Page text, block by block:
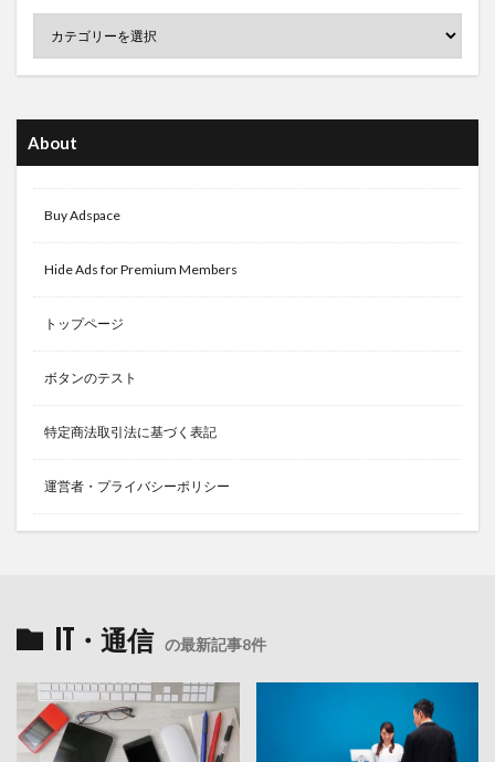
About
Buy Adspace
Hide Ads for Premium Members
トップページ
ボタンのテスト
特定商法取引法に基づく表記
運営者・プライバシーポリシー
IT・通信 の最新記事8件